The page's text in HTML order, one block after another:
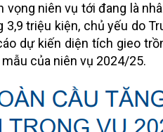
niên vụ tới đang là
triệu kiện, chủ yếu do
dự kiến diện tích gieo
của niên vụ 2024/25.